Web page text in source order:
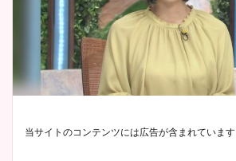
当サイトのコンテンツには広告が含まれています